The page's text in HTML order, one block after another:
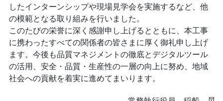
したインターンシップや現場見学会を実施するなど、他
の模範となる取り組みを行いました。
このたびの栄誉に深く感謝申し上げるとともに、本工事
に携わったすべての関係者の皆さまに厚く御礼申し上げ
ます。今後も品質マネジメントの徹底とデジタルツール
の活用、安全・品質・生産性の一層の向上に努め、地域
社会への貢献を着実に進めてまいります。